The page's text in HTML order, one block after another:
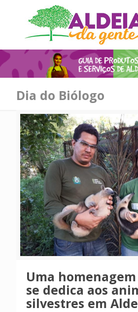
Dia do Biólogo
Uma
se dedica aos
silvestres em